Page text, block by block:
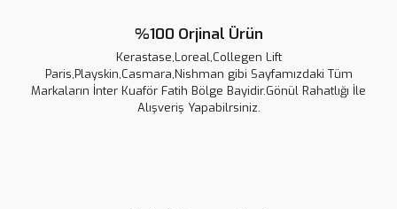
675,00 TL
750,00 TL
%100 Orjinal Ürün
Kerastase,Loreal,Collegen Lift
Paris,Playskin,Casmara,Nishman gibi Sayfamızdaki Tüm
Markaların İnter Kuaför Fatih Bölge Bayidir.Gönül Rahatlığı İle
Alışveriş Yapabilrsiniz.